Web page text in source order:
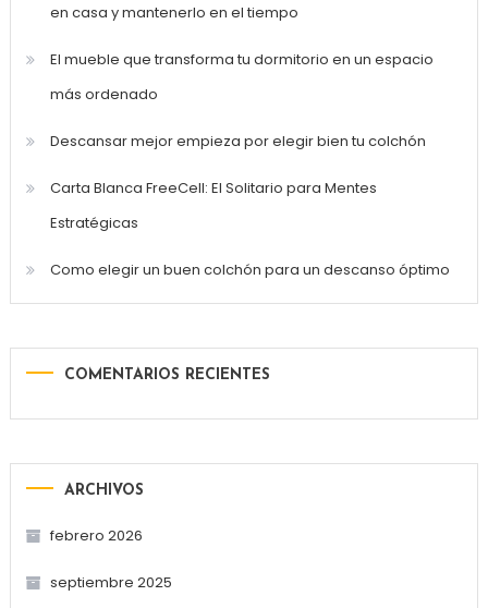
en casa y mantenerlo en el tiempo
El mueble que transforma tu dormitorio en un espacio
más ordenado
Descansar mejor empieza por elegir bien tu colchón
Carta Blanca FreeCell: El Solitario para Mentes
Estratégicas
Como elegir un buen colchón para un descanso óptimo
COMENTARIOS RECIENTES
ARCHIVOS
febrero 2026
septiembre 2025